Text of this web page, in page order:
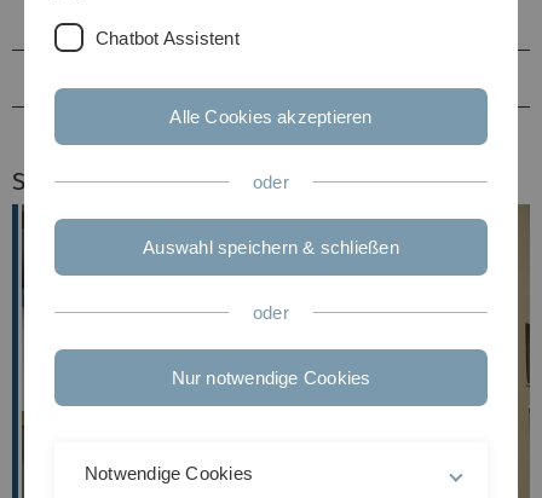
Beruflicher Werdegang
Stellvertretender Institutsdirektor
Chatbot Assistent
Alle Cookies akzeptieren
oder
Auswahl speichern & schließen
oder
Nur notwendige Cookies
Notwendige Cookies